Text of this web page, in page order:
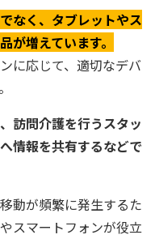
なく、タブレットやス
が増えています。
に応じて、適切なデバ
訪問介護を行うスタッ
情報を共有するなどで
動が頻繁に発生するた
スマートフォンが役立